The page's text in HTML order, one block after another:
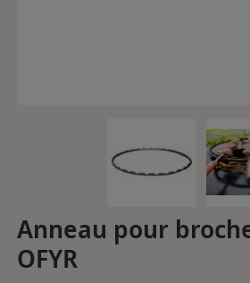
Anneau pour
OFYR